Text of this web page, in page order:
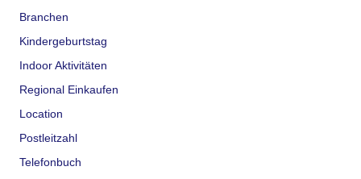
Branchen
Kindergeburtstag
Indoor Aktivitäten
Regional Einkaufen
Location
Postleitzahl
Telefonbuch